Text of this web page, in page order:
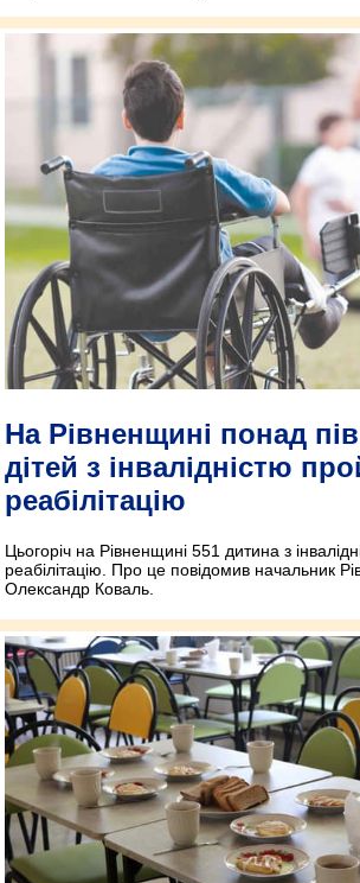
На Рівненщині понад пів
дітей з інвалідністю
реабілітацію
Цьогоріч на Рівненщині 551 дитина з
реабілітацію. Про це повідомив начальник
Олександр Коваль.